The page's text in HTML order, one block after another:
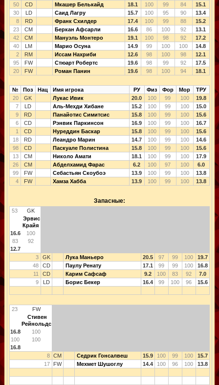
50
CD Мкашер Белькайд 18.1 100 99 84
15.1
30
LD Саид Лагру 15.7 100 95 90
13.4
8
RD Франк Схилдер 17.4 100 99 88
15.2
23
CM Беркан Афсарли 16.6 86 100 92
13.1
42
CM Мануэль Монтеро 19.1 100 98 92
17.2
40
LM Марио Осуна 14.9 99 100 100
14.8
2
RM Иссам Нахриби 12.6 98 100 98
12.1
95
FW Стюарт Робертс 19.6 98 99 92
17.5
20
FW Роман Панин 19.6 98 100 94 18.1
№ Поз Нац Имя игрока РУ Физ Фор Мор
ТРУ
20
GK Лукас Ивик 20.0 100 99 100
19.8
7
LD Аль-Мехди Хибане 15.2 100 99 100
15.0
9
RD Панайотис Симитсис 15.8 100 99 100
15.6
6
CD Рэнвик Паркинсон 16.9 100 99 100
16.7
1
CD Нуреддин Баскар 15.8 100 99 100
15.6
18
RD Леандро Марин 14.7 100 99 100
14.6
98
CD Паскуале Полистина 15.8 100 99 100
15.6
13
CM Николо Амати 18.1 100 99 100
17.9
26
CM Абделхамид Фарас 6.2 100 97 100
6.0
99
FW Себастьян Скоубоэ 13.9 100 99 100
13.8
4
FW Хамза Хабба 13.9 100 99 100 13.8
Запасные:
53
GK
Эрвис
Крайя
16.6
100
83
92
12.7
3
GK Лука Маньеро 20.5 97 99 100
19.7
48
CD Паулу Ренату 17.1 99 99 100
16.8
11
CD Карим Сафсаф 9.2 100 83 92
7.0
9
LD Борис Бекер 16.4 99 100 96 15.6
23
FW
Стивен
Рейнольдс
16.8
100
100
100
16.8
8
CM Седрик Гонсалвеш 15.9 100 99 100
15.7
17
FW Мехмет Шушоглу 14.4 100 96 100 13.8